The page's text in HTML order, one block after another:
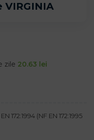
zile 20.63 lei
172:1994 (NF EN 172:1995